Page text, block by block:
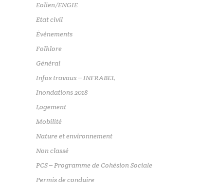
Eolien/ENGIE
Etat civil
Événements
Folklore
Général
Infos travaux – INFRABEL
Inondations 2018
Logement
Mobilité
Nature et environnement
Non classé
PCS – Programme de Cohésion Sociale
Permis de conduire